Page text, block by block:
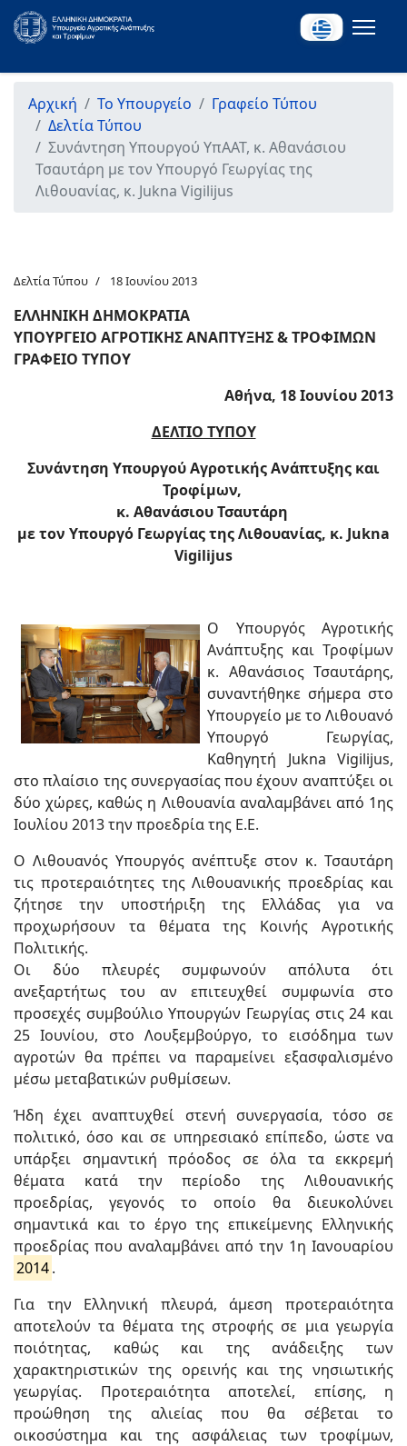
Αρχική Το Υπουργείο
Γραφείο Τύπου
Δελτία Τύπου
Συνάντηση Υπουργού ΥπΑΑΤ, κ. Αθανάσιου
Τσαυτάρη με τον Υπουργό Γεωργίας της
Λιθουανίας, κ. Jukna Vigilijus
Δελτία Τύπου 18 Ιουνίου 2013
ΕΛΛΗΝΙΚΗ ΔΗΜΟΚΡΑΤΙΑ
ΥΠΟΥΡΓΕΙΟ ΑΓΡΟΤΙΚΗΣ ΑΝΑΠΤΥΞΗΣ & ΤΡΟΦΙΜΩΝ
ΓΡΑΦΕΙΟ ΤΥΠΟΥ
Αθήνα, 18 Ιουνίου 2013
ΔΕΛΤΙΟ ΤΥΠΟΥ
Συνάντηση Υπουργού Αγροτικής Ανάπτυξης και
Τροφίμων,
κ. Αθανάσιου Τσαυτάρη
με τον Υπουργό Γεωργίας της Λιθουανίας, κ. Jukna
Vigilijus
Ο Υπουργός Αγροτικής
Ανάπτυξης και Τροφίμων
κ. Αθανάσιος Τσαυτάρης,
συναντήθηκε σήμερα στο
Υπουργείο με το Λιθουανό
Υπουργό Γεωργίας,
Καθηγητή Jukna Vigilijus,
στο πλαίσιο της συνεργασίας που έχουν αναπτύξει οι
δύο χώρες, καθώς η Λιθουανία αναλαμβάνει από 1ης
Ιουλίου 2013 την προεδρία της Ε.Ε.
Ο Λιθουανός Υπουργός ανέπτυξε στον κ. Τσαυτάρη
τις προτεραιότητες της Λιθουανικής προεδρίας και
ζήτησε την υποστήριξη της Ελλάδας για να
προχωρήσουν τα θέματα της Κοινής Αγροτικής
Πολιτικής.
Οι δύο πλευρές συμφωνούν απόλυτα ότι
ανεξαρτήτως του αν επιτευχθεί συμφωνία στο
προσεχές συμβούλιο Υπουργών Γεωργίας στις 24 και
25 Ιουνίου, στο Λουξεμβούργο, το εισόδημα των
αγροτών θα πρέπει να παραμείνει εξασφαλισμένο
μέσω μεταβατικών ρυθμίσεων.
Ήδη έχει αναπτυχθεί στενή συνεργασία, τόσο σε
πολιτικό, όσο και σε υπηρεσιακό επίπεδο, ώστε να
υπάρξει σημαντική πρόοδος σε όλα τα εκκρεμή
θέματα κατά την περίοδο της Λιθουανικής
προεδρίας, γεγονός το οποίο θα διευκολύνει
σημαντικά και το έργο της επικείμενης Ελληνικής
προεδρίας που αναλαμβάνει από την 1η Ιανουαρίου
2014.
Για την Ελληνική πλευρά, άμεση προτεραιότητα
αποτελούν τα θέματα της στροφής σε μια γεωργία
ποιότητας, καθώς και της ανάδειξης των
χαρακτηριστικών της ορεινής και της νησιωτικής
γεωργίας. Προτεραιότητα αποτελεί, επίσης, η
προώθηση της αλιείας που θα σέβεται το
οικοσύστημα και της ασφάλειας των τροφίμων,